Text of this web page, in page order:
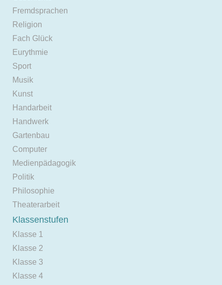
Fremdsprachen
Religion
Fach Glück
Eurythmie
Sport
Musik
Kunst
Handarbeit
Handwerk
Gartenbau
Computer
Medienpädagogik
Politik
Philosophie
Theaterarbeit
Klassenstufen
Klasse 1
Klasse 2
Klasse 3
Klasse 4